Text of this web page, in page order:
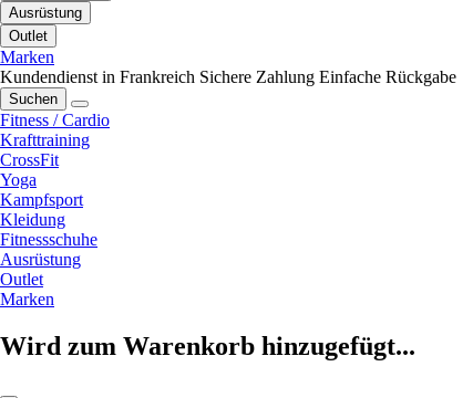
Ausrüstung
Outlet
Marken
Kundendienst in Frankreich Sichere Zahlung Einfache Rückgabe
Suchen
Fitness / Cardio
Krafttraining
CrossFit
Yoga
Kampfsport
Kleidung
Fitnessschuhe
Ausrüstung
Outlet
Marken
Wird zum Warenkorb hinzugefügt...